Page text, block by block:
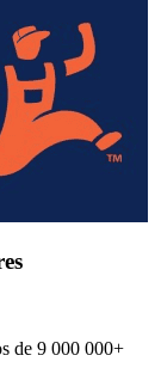
de 9 000 000+